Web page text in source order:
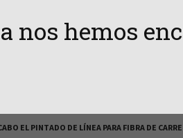
nos hemos
EL PINTADO DE LÍNEA PARA FIBRA DE